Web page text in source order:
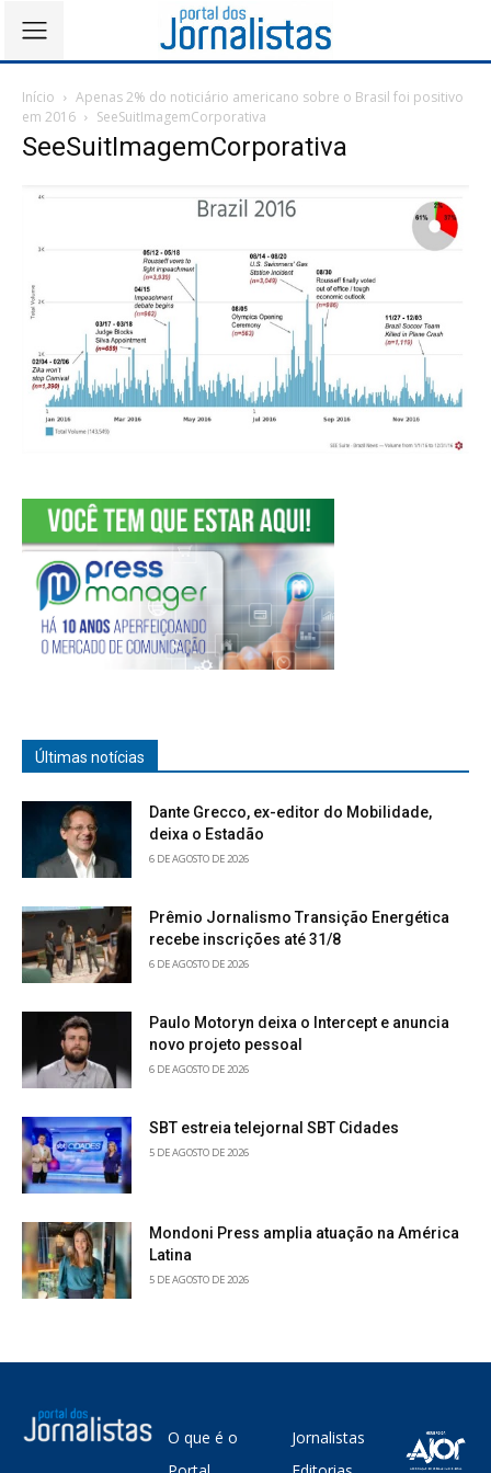
Início
Apenas 2% do noticiário americano sobre o Brasil foi positivo
em 2016
SeeSuitImagemCorporativa
SeeSuitImagemCorporativa
Últimas notícias
Dante Grecco, ex-editor do Mobilidade,
deixa o Estadão
6 DE AGOSTO DE 2026
Prêmio Jornalismo Transição Energética
recebe inscrições até 31/8
6 DE AGOSTO DE 2026
Paulo Motoryn deixa o Intercept e anuncia
novo projeto pessoal
6 DE AGOSTO DE 2026
SBT estreia telejornal SBT Cidades
5 DE AGOSTO DE 2026
Mondoni Press amplia atuação na América
Latina
5 DE AGOSTO DE 2026
O que é o
Jornalistas